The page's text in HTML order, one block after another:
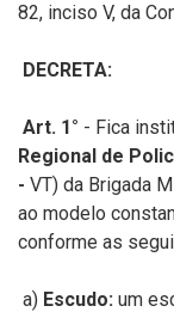
82, inciso V, da
DECRETA:
Art. 1° - Fica
Regional de
- VT) da Brigada
ao modelo
conforme as
a) Escudo: um